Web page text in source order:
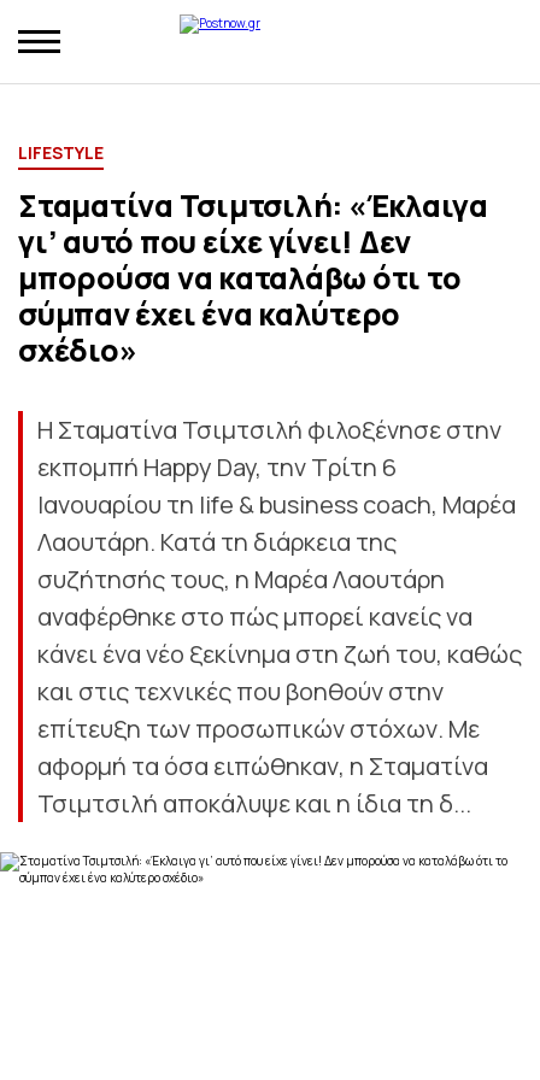
LIFESTYLE
Σταματίνα Τσιμτσιλή: «Έκλαιγα
γι’ αυτό που είχε γίνει! Δεν
μπορούσα να καταλάβω ότι το
σύμπαν έχει ένα καλύτερο
σχέδιο»
Η Σταματίνα Τσιμτσιλή φιλοξένησε στην
εκπομπή Happy Day, την Τρίτη 6
Ιανουαρίου τη life & business coach, Μαρέα
Λαουτάρη. Κατά τη διάρκεια της
συζήτησής τους, η Μαρέα Λαουτάρη
αναφέρθηκε στο πώς μπορεί κανείς να
κάνει ένα νέο ξεκίνημα στη ζωή του, καθώς
και στις τεχνικές που βοηθούν στην
επίτευξη των προσωπικών στόχων. Με
αφορμή τα όσα ειπώθηκαν, η Σταματίνα
Τσιμτσιλή αποκάλυψε και η ίδια τη δ...